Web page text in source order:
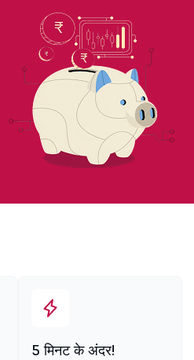
5 मिनट के अंदर!